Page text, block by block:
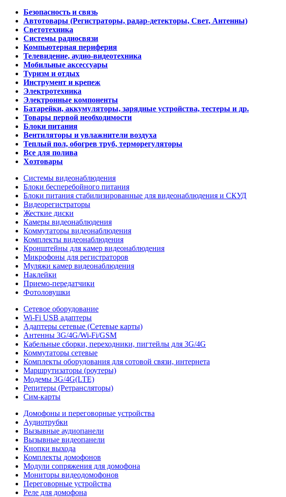
Безопасность и связь
Автотовары (Регистраторы, радар-детекторы, Свет, Антенны)
Светотехника
Системы радиосвязи
Компьютерная периферия
Телевидение, аудио-видеотехника
Мобильные аксессуары
Туризм и отдых
Инструмент и крепеж
Электротехника
Электронные компоненты
Батарейки, аккумуляторы, зарядные устройства, тестеры и др.
Товары первой необходимости
Блоки питания
Вентиляторы и увлажнители воздуха
Теплый пол, обогрев труб, терморегуляторы
Все для полива
Хозтовары
Системы видеонаблюдения
Блоки бесперебойного питания
Блоки питания стабилизированные для видеонаблюдения и СКУД
Видеорегистраторы
Жесткие диски
Камеры видеонаблюдения
Коммутаторы видеонаблюдения
Комплекты видеонаблюдения
Кронштейны для камер видеонаблюдения
Микрофоны для регистраторов
Муляжи камер видеонаблюдения
Наклейки
Приемо-передатчики
Фотоловушки
Сетевое оборудование
Wi-Fi USB адаптеры
Адаптеры сетевые (Сетевые карты)
Антенны 3G/4G/Wi-Fi/GSM
Кабельные сборки, переходники, пигтейлы для 3G/4G
Коммутаторы сетевые
Комплекты оборудования для сотовой связи, интернета
Маршрутизаторы (роутеры)
Модемы 3G/4G(LTE)
Репитеры (Ретрансляторы)
Сим-карты
Домофоны и переговорные устройства
Аудиотрубки
Вызывные аудиопанели
Вызывные видеопанели
Кнопки выхода
Комплекты домофонов
Модули сопряжения для домофона
Мониторы видеодомофонов
Переговорные устройства
Реле для домофона